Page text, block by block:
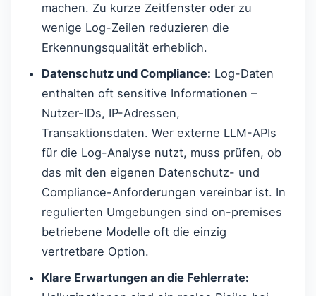
machen. Zu kurze Zeitfenster oder zu
wenige Log-Zeilen reduzieren die
Erkennungsqualität erheblich.
Datenschutz und Compliance: Log-Daten
enthalten oft sensitive Informationen –
Nutzer-IDs, IP-Adressen,
Transaktionsdaten. Wer externe LLM-APIs
für die Log-Analyse nutzt, muss prüfen, ob
das mit den eigenen Datenschutz- und
Compliance-Anforderungen vereinbar ist. In
regulierten Umgebungen sind on-premises
betriebene Modelle oft die einzig
vertretbare Option.
Klare Erwartungen an die Fehlerrate: